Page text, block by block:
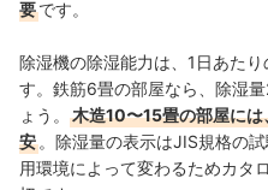
要です。
除湿機の除湿能力は、1日あた
す。鉄筋6畳の部屋なら、除湿
ょう。
木造10〜15畳の部屋に
安 。除湿量の表示はJIS規格の
用環境によって変わるためカタ